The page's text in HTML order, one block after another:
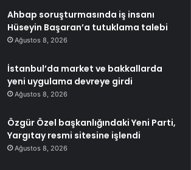
Ahbap soruşturmasında iş insanı
Hüseyin Başaran’a tutuklama talebi
Ağustos 8, 2026
İstanbul’da market ve bakkallarda
yeni uygulama devreye girdi
Ağustos 8, 2026
Özgür Özel başkanlığındaki Yeni Parti,
Yargıtay resmi sitesine işlendi
Ağustos 8, 2026